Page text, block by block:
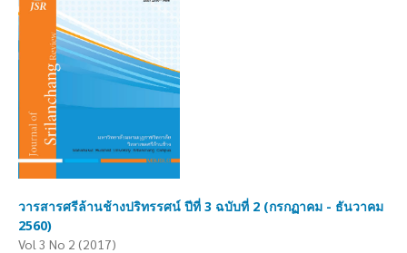
วารสารศรีล้านช้างปริทรรศน์ ปีที่ 3 ฉบับที่ 2 (กรกฏาคม - ธันวาคม
2560)
Vol 3 No 2 (2017)